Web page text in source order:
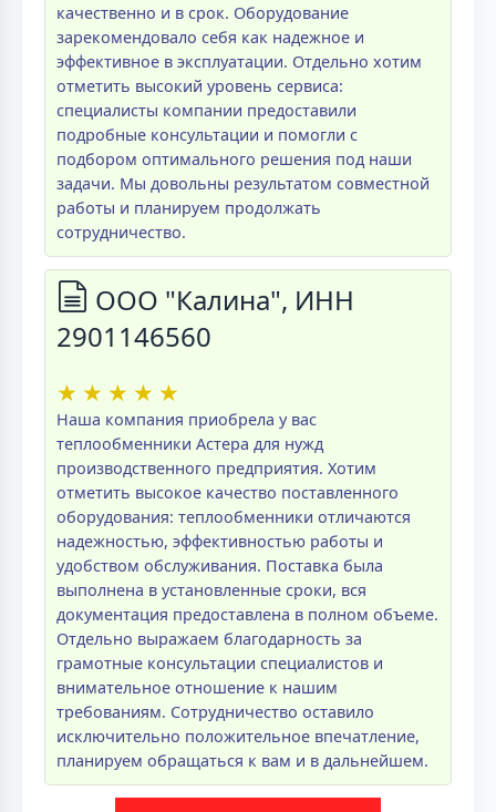
качественно и в срок. Оборудование
зарекомендовало себя как надежное и
эффективное в эксплуатации. Отдельно хотим
отметить высокий уровень сервиса:
специалисты компании предоставили
подробные консультации и помогли с
подбором оптимального решения под наши
задачи. Мы довольны результатом совместной
работы и планируем продолжать
сотрудничество.
ООО "Калина", ИНН
2901146560
★ ★ ★ ★ ★
Наша компания приобрела у вас
теплообменники Астера для нужд
производственного предприятия. Хотим
отметить высокое качество поставленного
оборудования: теплообменники отличаются
надежностью, эффективностью работы и
удобством обслуживания. Поставка была
выполнена в установленные сроки, вся
документация предоставлена в полном объеме.
Отдельно выражаем благодарность за
грамотные консультации специалистов и
внимательное отношение к нашим
требованиям. Сотрудничество оставило
исключительно положительное впечатление,
планируем обращаться к вам и в дальнейшем.